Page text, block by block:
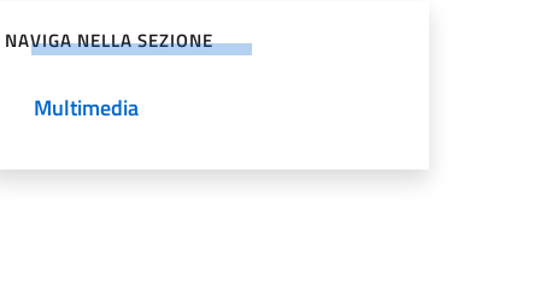
NAVIGA NELLA SEZIONE
Multimedia